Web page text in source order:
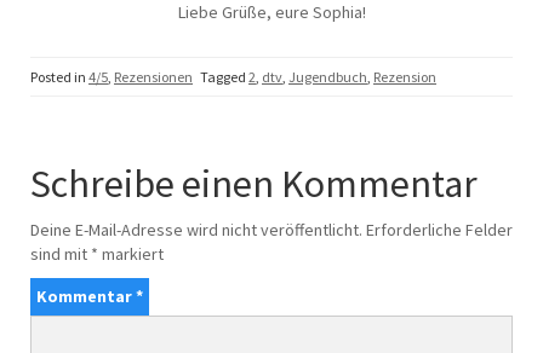
Liebe Grüße, eure Sophia!
Posted in 4/5, Rezensionen Tagged 2, dtv, Jugendbuch, Rezension
Schreibe einen Kommentar
Deine E-Mail-Adresse wird nicht veröffentlicht. Erforderliche Felder
sind mit * markiert
Kommentar*